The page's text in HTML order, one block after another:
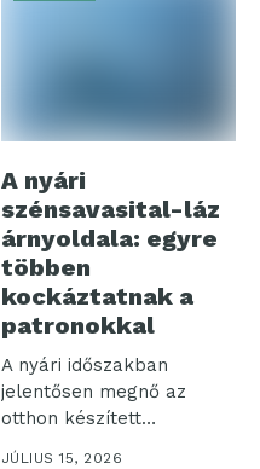
A nyári
szénsavasital-láz
árnyoldala: egyre
többen
kockáztatnak a
patronokkal
A nyári időszakban
jelentősen megnő az
otthon készített
szénsavas italok iránti
JÚLIUS 15, 2026